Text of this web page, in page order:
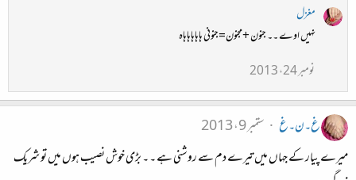
مغزل
نہیں اوے ۔۔ جنون +مجنون=جنونی ہاہاہاہاہاہ
نومبر 24، 2013
غ۔ن۔غ
ستمبر 9، 2013
میرے پیار کے جہاں میں تیرے دم سے روشنی ہے ۔ ۔ بڑی خوش نصیب ہوں میں تو شریک